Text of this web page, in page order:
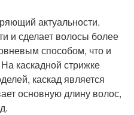
актуальности.
и сделает волосы более
способом, что и
каскадной стрижке
каскад является
основную длину волос,